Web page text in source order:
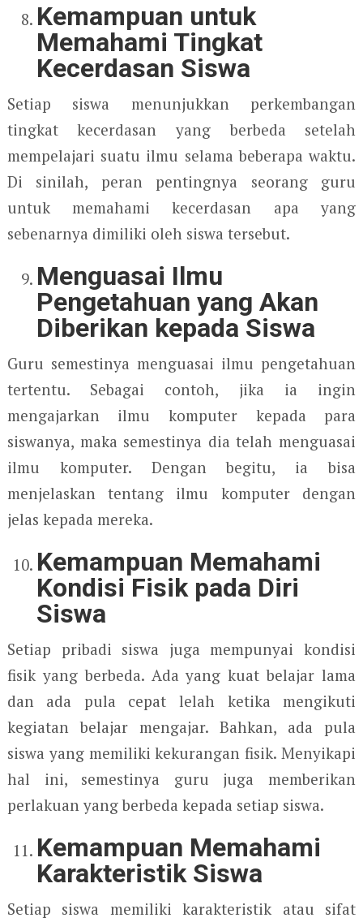
Kemampuan untuk
Memahami Tingkat
Kecerdasan Siswa
Setiap siswa menunjukkan perkembangan
tingkat kecerdasan yang berbeda setelah
mempelajari suatu ilmu selama beberapa waktu.
Di sinilah, peran pentingnya seorang guru
untuk memahami kecerdasan apa yang
sebenarnya dimiliki oleh siswa tersebut.
Menguasai Ilmu
Pengetahuan yang Akan
Diberikan kepada Siswa
Guru semestinya menguasai ilmu pengetahuan
tertentu. Sebagai contoh, jika ia ingin
mengajarkan ilmu komputer kepada para
siswanya, maka semestinya dia telah menguasai
ilmu komputer. Dengan begitu, ia bisa
menjelaskan tentang ilmu komputer dengan
jelas kepada mereka.
Kemampuan Memahami
Kondisi Fisik pada Diri
Siswa
Setiap pribadi siswa juga mempunyai kondisi
fisik yang berbeda. Ada yang kuat belajar lama
dan ada pula cepat lelah ketika mengikuti
kegiatan belajar mengajar. Bahkan, ada pula
siswa yang memiliki kekurangan fisik. Menyikapi
hal ini, semestinya guru juga memberikan
perlakuan yang berbeda kepada setiap siswa.
Kemampuan Memahami
Karakteristik Siswa
Setiap siswa memiliki karakteristik atau sifat